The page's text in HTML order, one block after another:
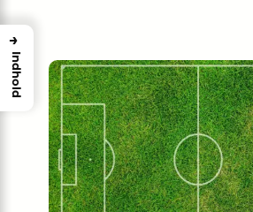
→
Indhold